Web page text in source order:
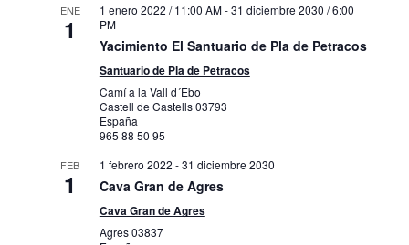
ENE
1
1 enero 2022 / 11:00 AM-31 diciembre 2030 / 6:00
PM
Yacimiento El Santuario de Pla de Petracos
Santuario de Pla de Petracos
Camí a la Vall d´Ebo
Castell de Castells03793
España
965 88 50 95
FEB
1
1 febrero 2022 -31 diciembre 2030
Cava Gran de Agres
Cava Gran de Agres
Agres03837